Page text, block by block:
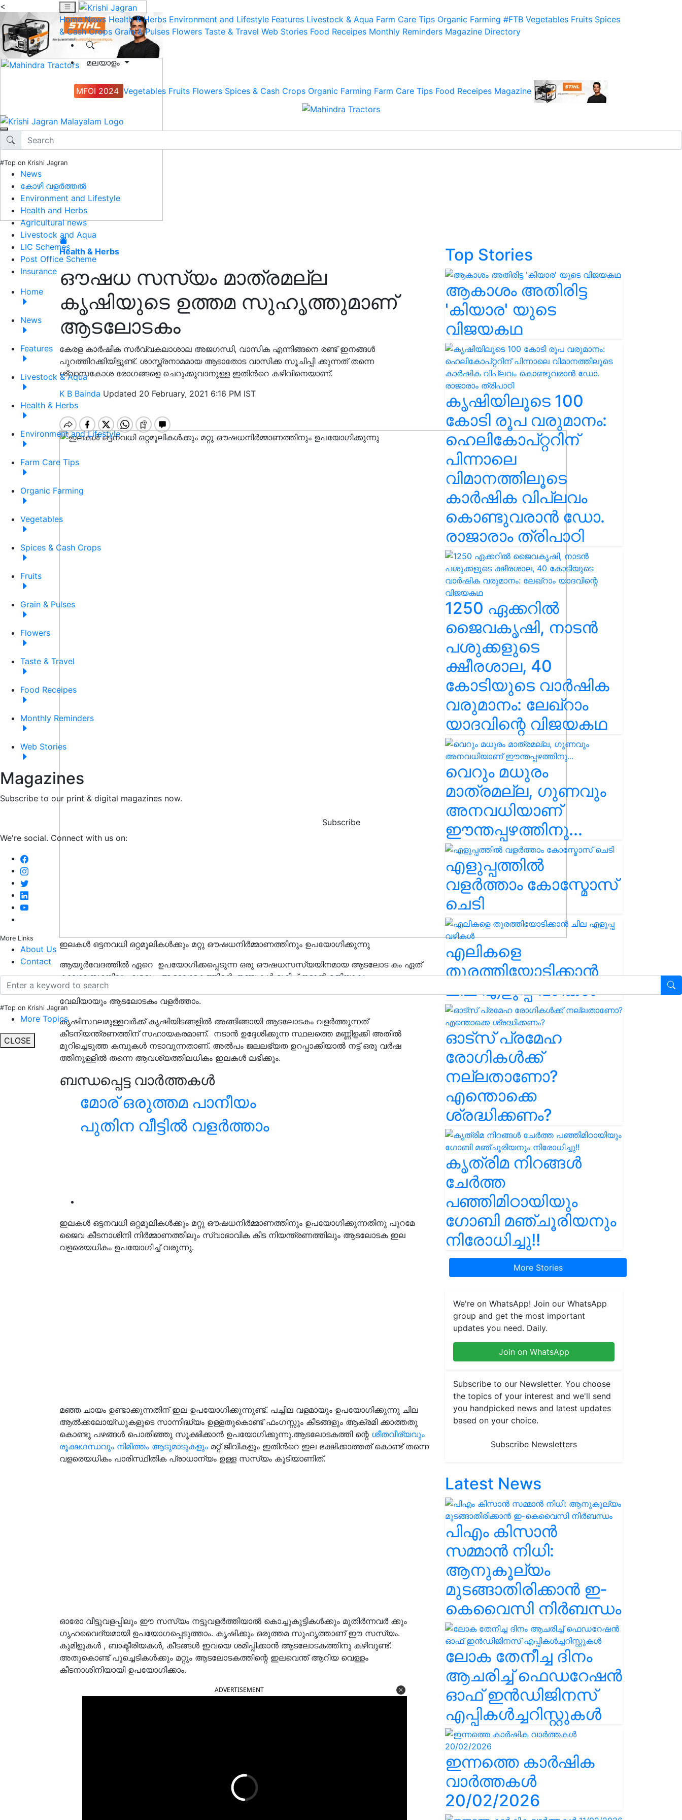
<
Home News Health & Herbs Environment and Lifestyle Features Livestock & Aqua Farm Care Tips Organic Farming #FTB Vegetables Fruits Spices
& Cash Crops Grain & Pulses Flowers Taste & Travel Web Stories Food Receipes Monthly Reminders Magazine Directory
മലയാളം
MFOI 2024 Vegetables Fruits Flowers Spices & Cash Crops Organic Farming Farm Care Tips Food Receipes Magazine
#Top on Krishi Jagran
News
കോഴി വളർത്തൽ
Environment and Lifestyle
Health and Herbs
Agricultural news
Livestock and Aqua
LIC Schemes
Post Office Scheme
Insurance
Home
News
Features
Livestock & Aqua
Health & Herbs
Environment and Lifestyle
Farm Care Tips
Organic Farming
Vegetables
Spices & Cash Crops
Fruits
Grain & Pulses
Flowers
Taste & Travel
Food Receipes
Monthly Reminders
Web Stories
Magazines
Subscribe to our print & digital magazines now.
Subscribe
We're social. Connect with us on:
More Links
About Us
Contact
#Top on Krishi Jagran
More Topics
CLOSE
Health & Herbs
ഔഷധ സസ്യം മാത്രമല്ല
കൃഷിയുടെ ഉത്തമ സുഹൃത്തുമാണ്
ആടലോടകം
കേരള കാർഷിക സർവ്വകലാശാല അജഗന്ധി, വാസിക എന്നിങ്ങനെ രണ്ട് ഇനങ്ങൾ
പുറത്തിറക്കിയിട്ടുണ്ട്. ശാസ്ത്രനാമമായ ആടാതോട വാസിക്ക സൂചിപ്പി ക്കുന്നത് തന്നെ
ശ്വാസകോശ രോഗങ്ങളെ ചെറുക്കുവാനുള്ള ഇതിന്‍റെ കഴിവിനെയാണ്.
K B Bainda Updated 20 February, 2021 6:16 PM IST
ഇലകള്‍ ഒട്ടനവധി ഒറ്റമൂലികള്‍ക്കും മറ്റു ഔഷധനിര്‍മ്മാണത്തിനും ഉപയോഗിക്കുന്നു
ആയുർ‌വേദത്തിൽ ഏറെ ഉപയോഗിക്കപ്പെടുന്ന ഒരു ഔഷധസസ്യയിനമായ ആടലോട കം ഏത്
കാലാവസ്ഥയിലും വളരും.ആടലോടകത്തിന്റെ തണ്ടുകള്‍ മുറിച്ച് നട്ടാല്‍ മതിയാകും.
ഔഷധസസ്യമെന്ന രീതിയില്‍ ഒന്നോ രണ്ടോ ചെടി വീടുകളില്‍ നടുന്നതിന് ഉപരി അതിര്‍ത്തികളില്‍
വേലിയായും ആടലോടകം വളര്‍ത്താം.
കൃഷിസ്ഥലമുള്ളവര്‍ക്ക് കൃഷിയിടങ്ങളില്‍ അങ്ങിങ്ങായി ആടലോടകം വളര്‍ത്തുന്നത്
കീടനിയന്ത്രണത്തിന് സഹായകരമാണ്. നടാന്‍ ഉദ്ദേശിക്കുന്ന സ്ഥലത്തെ മണ്ണിളക്കി അതില്‍
മുറിച്ചെടുത്ത കമ്പുകള്‍ നടാവുന്നതാണ്. അല്‍പം ജലലഭ്യത ഉറപ്പാക്കിയാല്‍ നട്ട് ഒരു വര്‍ഷ
ത്തിനുള്ളില്‍ തന്നെ ആവശ്യത്തിലധികം ഇലകള്‍ ലഭിക്കും.
ബന്ധപ്പെട്ട വാർത്തകൾ
മോര് ഒരുത്തമ പാനീയം
പുതിന വീട്ടില്‍ വളര്‍ത്താം
ഇലകള്‍ ഒട്ടനവധി ഒറ്റമൂലികള്‍ക്കും മറ്റു ഔഷധനിര്‍മ്മാണത്തിനും ഉപയോഗിക്കുന്നതിനു പുറമേ
ജൈവ കീടനാശിനി നിര്‍മ്മാണത്തിലും സ്വാഭാവിക കീട നിയന്ത്രണത്തിലും ആടലോടക ഇല
വളരെയധികം ഉപയോഗിച്ച് വരുന്നു.
മഞ്ഞ ചായം ഉണ്ടാക്കുന്നതിന് ഇല ഉപയോഗിക്കുന്നുണ്ട്. പച്ചില വളമായും ഉപയോഗിക്കുന്നു ചില
ആൽക്കലോയ‌്ഡുകളുടെ സാന്നിദ്ധ്യം ഉള്ളതുകൊണ്ട് ഫംഗസ്സും കീടങ്ങളും ആക്രമി ക്കാത്തതു
കൊണ്ടു പഴങ്ങൾ പൊതിഞ്ഞു സൂക്ഷിക്കാൻ ഉപയോഗിക്കുന്നു.ആടലോടകത്തി ന്റെ ശീതവീര്യവും
രൂക്ഷഗന്ധവും നിമിത്തം ആടുമാടുകളും മറ്റ് ജീവികളും ഇതിന്‍റെ ഇല ഭക്ഷിക്കാത്തത് കൊണ്ട് തന്നെ
വളരെയധികം പാരിസ്ഥിതിക പ്രാധാന്യം ഉള്ള സസ്യം കൂടിയാണിത്.
ഓരോ വീട്ടുവളപ്പിലും ഈ സസ്യം നട്ടുവളർത്തിയാൽ കൊച്ചുകുട്ടികൾക്കും മുതിർന്നവർ ക്കും
ഗൃഹവൈദ്യമായി ഉപയോഗപ്പെടുത്താം. കൃഷിക്കും ഒരുത്തമ സുഹൃത്താണ് ഈ സസ്യം.
കുമിളുകള്‍ , ബാക്ടീരിയകള്‍, കീടങ്ങള്‍ ഇവയെ ശമിപ്പിക്കാന്‍ ആടലോടകത്തിനു കഴിവുണ്ട്.
അതുകൊണ്ട് പൂച്ചെടികള്‍ക്കും മറ്റും ആടലോടകത്തിന്റെ ഇലവെന്ത് ആറിയ വെള്ളം
കീടനാശിനിയായി ഉപയോഗിക്കാം.
ADVERTISEMENT
Top Stories
ആകാശം അതിരിട്ട
'കിയാര' യുടെ
വിജയകഥ
കൃഷിയിലൂടെ 100
കോടി രൂപ വരുമാനം:
ഹെലികോപ്റ്ററിന്
പിന്നാലെ
വിമാനത്തിലൂടെ
കാർഷിക വിപ്ലവം
കൊണ്ടുവരാൻ ഡോ.
രാജാരാം ത്രിപാഠി
1250 ഏക്കറിൽ
ജൈവകൃഷി, നാടൻ
പശുക്കളുടെ
ക്ഷീരശാല, 40
കോടിയുടെ വാർഷിക
വരുമാനം: ലേഖ്‌റാം
യാദവിന്റെ വിജയകഥ
വെറും മധുരം
മാത്രമല്ല, ഗുണവും
അനവധിയാണ്
ഈന്തപ്പഴത്തിനു...
എളുപ്പത്തിൽ
വളർത്താം കോസ്മോസ്
ചെടി
എലികളെ
തുരത്തിയോടിക്കാൻ
ചില എളുപ്പ വഴികൾ
ഓട്സ് പ്രമേഹ
രോഗികൾക്ക്
നല്ലതാണോ?
എന്തൊക്കെ
ശ്രദ്ധിക്കണം?
കൃത്രിമ നിറങ്ങൾ
ചേർത്ത
പഞ്ഞിമിഠായിയും
ഗോബി മഞ്ചൂരിയനും
നിരോധിച്ചു!!
More Stories
We're on WhatsApp! Join our WhatsApp
group and get the most important
updates you need. Daily.
Join on WhatsApp
Subscribe to our Newsletter. You choose
the topics of your interest and we'll send
you handpicked news and latest updates
based on your choice.
Subscribe Newsletters
Latest News
പിഎം കിസാൻ
സമ്മാൻ നിധി:
ആനുകൂല്യം
മുടങ്ങാതിരിക്കാൻ ഇ-
കെവൈസി നിർബന്ധം
ലോക തേനീച്ച ദിനം
ആചരിച്ച് ഫെഡറേഷൻ
ഓഫ് ഇൻഡിജിനസ്
എപ്പികൾച്ചറിസ്റ്റുകൾ
ഇന്നത്തെ കാർഷിക
വാർത്തകൾ
20/02/2026